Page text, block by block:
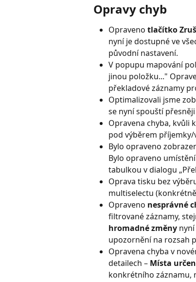
Opravy chyb
Opraveno tlačítko
nyní je dostupné ve
původní nastavení.
V popupu mapování
jinou položku..."
překladové záznamy
Optimalizovali jsme
se nyní spouští
Opravena chyba, kvůli
pod výběrem
Bylo opraveno
Bylo opraveno
tabulkou v dialogu
Oprava tisku bez
multiselectu
Opraveno nesprávné
filtrované záznamy,
hromadné změny
upozornění na rozsah
Opravena chyba v
detailech – Místa
konkrétního záznamu,